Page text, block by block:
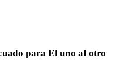
para El uno al otro